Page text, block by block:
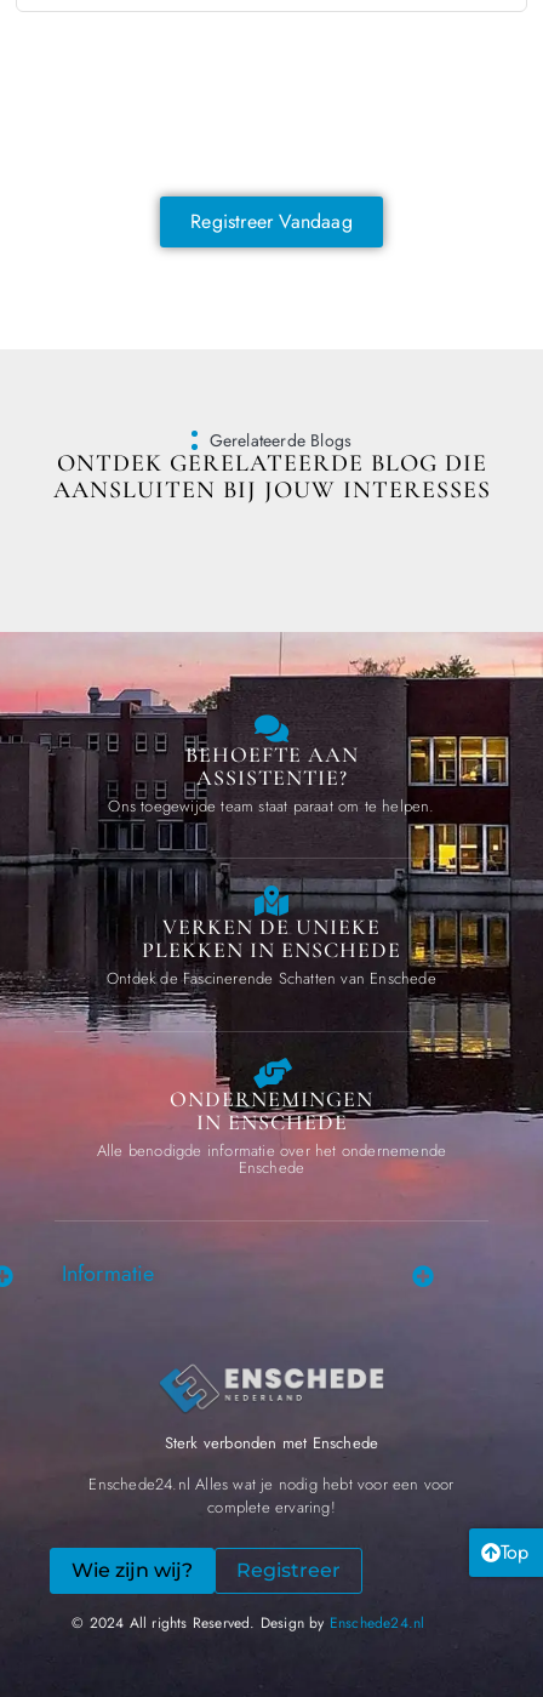
Top
Registreer Vandaag
Gerelateerde Blogs
ONTDEK GERELATEERDE BLOG DIE
AANSLUITEN BIJ JOUW INTERESSES
BEHOEFTE AAN
ASSISTENTIE?
Ons toegewijde team staat paraat om te helpen.
VERKEN DE UNIEKE
PLEKKEN IN ENSCHEDE
Ontdek de Fascinerende Schatten van Enschede
ONDERNEMINGEN
IN ENSCHEDE
Alle benodigde informatie over het ondernemende
Enschede
Informatie
Sterk verbonden met Enschede
Enschede24.nl Alles wat je nodig hebt voor een voor
complete ervaring!
Wie zijn wij? Registreer
© 2024 All rights Reserved. Design by Enschede24.nl